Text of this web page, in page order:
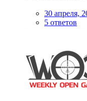
30 апреля,
5 ответов